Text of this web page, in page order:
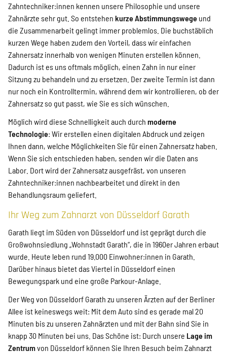
Zahntechniker:innen kennen unsere Philosophie und unsere
Zahnärzte sehr gut. So entstehen kurze Abstimmungswege und
die Zusammenarbeit gelingt immer problemlos. Die buchstäblich
kurzen Wege haben zudem den Vorteil, dass wir einfachen
Zahnersatz innerhalb von wenigen Minuten erstellen können.
Dadurch ist es uns oftmals möglich, einen Zahn in nur einer
Sitzung zu behandeln und zu ersetzen. Der zweite Termin ist dann
nur noch ein Kontrolltermin, während dem wir kontrollieren, ob der
Zahnersatz so gut passt, wie Sie es sich wünschen.
Möglich wird diese Schnelligkeit auch durch moderne
Technologie: Wir erstellen einen digitalen Abdruck und zeigen
Ihnen dann, welche Möglichkeiten Sie für einen Zahnersatz haben.
Wenn Sie sich entschieden haben, senden wir die Daten ans
Labor. Dort wird der Zahnersatz ausgefräst, von unseren
Zahntechniker:innen nachbearbeitet und direkt in den
Behandlungsraum geliefert.
Ihr Weg zum Zahnarzt von Düsseldorf Garath
Garath liegt im Süden von Düsseldorf und ist geprägt durch die
Großwohnsiedlung „Wohnstadt Garath“, die in 1960er Jahren erbaut
wurde. Heute leben rund 19.000 Einwohner:innen in Garath.
Darüber hinaus bietet das Viertel in Düsseldorf einen
Bewegungspark und eine große Parkour-Anlage.
Der Weg von Düsseldorf Garath zu unseren Ärzten auf der Berliner
Allee ist keineswegs weit: Mit dem Auto sind es gerade mal 20
Minuten bis zu unseren Zahnärzten und mit der Bahn sind Sie in
knapp 30 Minuten bei uns. Das Schöne ist: Durch unsere Lage im
Zentrumvon Düsseldorf können Sie Ihren Besuch beim Zahnarzt